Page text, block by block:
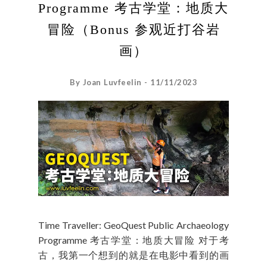
Programme 考古学堂：地质大
冒险（Bonus 参观近打谷岩
画）
By Joan Luvfeelin - 11/11/2023
Time Traveller: GeoQuest Public Archaeology
Programme 考古学堂：地质大冒险 对于考
古，我第一个想到的就是在电影中看到的画